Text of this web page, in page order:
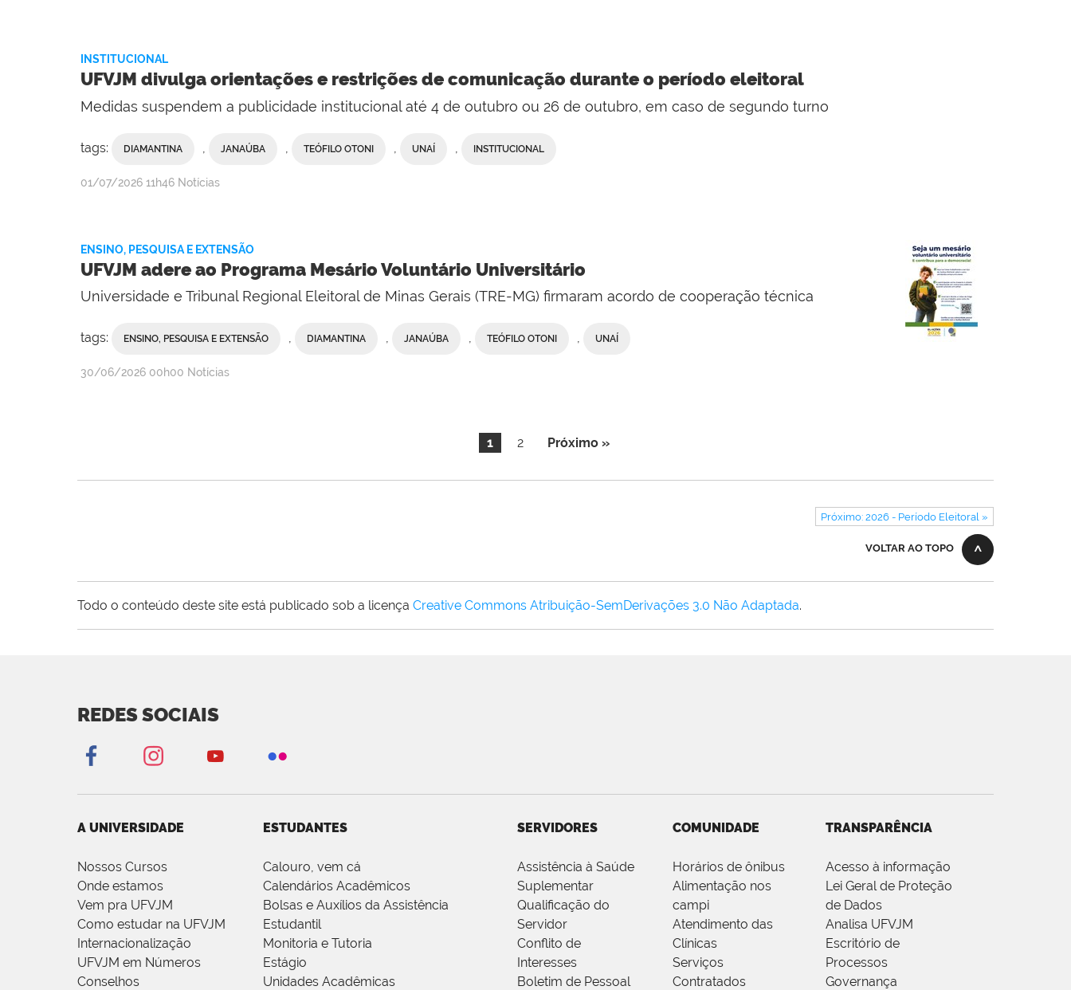
INSTITUCIONAL
UFVJM divulga orientações e restrições de comunicação durante o período eleitoral
Medidas suspendem a publicidade institucional até 4 de outubro ou 26 de outubro, em caso de segundo turno
tags: DIAMANTINA JANAÚBA TEÓFILO OTONI UNAÍ INSTITUCIONAL
publicado
01/07/2026 11h46 Notícias
ENSINO, PESQUISA E EXTENSÃO
UFVJM adere ao Programa Mesário Voluntário Universitário
Universidade e Tribunal Regional Eleitoral de Minas Gerais (TRE-MG) firmaram acordo de cooperação técnica
tags: ENSINO, PESQUISA E EXTENSÃO , DIAMANTINA , JANAÚBA , TEÓFILO OTONI , UNAÍ
publicado
30/06/2026 00h00 Notícias
1 2 Próximo »
Próximo: 2026 - Período Eleitoral »
VOLTAR AO TOPO
Todo o conteúdo deste site está publicado sob a licença Creative Commons Atribuição-SemDerivações 3.0 Não Adaptada.
REDES SOCIAIS
A UNIVERSIDADE
Nossos Cursos
Onde estamos
Vem pra UFVJM
Como estudar na UFVJM
Internacionalização
UFVJM em Números
Conselhos
ESTUDANTES
Calouro, vem cá
Calendários Acadêmicos
Bolsas e Auxílios da Assistência
Estudantil
Monitoria e Tutoria
Estágio
Unidades Acadêmicas
SERVIDORES
Assistência à Saúde
Suplementar
Qualificação do
Servidor
Conflito de
Interesses
Boletim de Pessoal
COMUNIDADE
Horários de ônibus
Alimentação nos
campi
Atendimento das
Clínicas
Serviços
Contratados
TRANSPARÊNCIA
Acesso à informação
Lei Geral de Proteção
de Dados
Analisa UFVJM
Escritório de
Processos
Governança